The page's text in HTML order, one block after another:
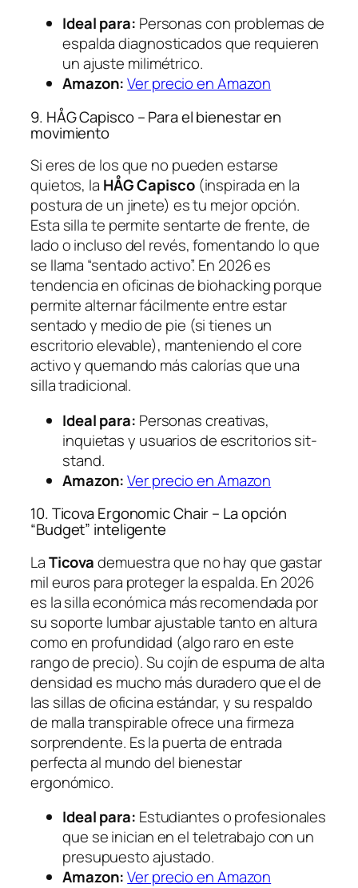
Ideal para: Personas con problemas de
espalda diagnosticados que requieren
un ajuste milimétrico.
Amazon: Ver precio en Amazon
9. HÅG Capisco – Para el bienestar en
movimiento
Si eres de los que no pueden estarse
quietos, la HÅG Capisco(inspirada en la
postura de un jinete) es tu mejor opción.
Esta silla te permite sentarte de frente, de
lado o incluso del revés, fomentando lo que
se llama “sentado activo”. En 2026 es
tendencia en oficinas de biohacking porque
permite alternar fácilmente entre estar
sentado y medio de pie (si tienes un
escritorio elevable), manteniendo el core
activo y quemando más calorías que una
silla tradicional.
Ideal para: Personas creativas,
inquietas y usuarios de escritoriossit-
stand.
Amazon: Ver precio en Amazon
10. Ticova Ergonomic Chair – La opción
“Budget” inteligente
LaTicovademuestra que no hay que gastar
mil euros para proteger la espalda. En 2026
es la silla económica más recomendada por
su soporte lumbar ajustable tanto en altura
como en profundidad (algo raro en este
rango de precio). Su cojín de espuma de alta
densidad es mucho más duradero que el de
las sillas de oficina estándar, y su respaldo
de malla transpirable ofrece una firmeza
sorprendente. Es la puerta de entrada
perfecta al mundo del bienestar
ergonómico.
Ideal para: Estudiantes o profesionales
que se inician en el teletrabajo con un
presupuesto ajustado.
Amazon: Ver precio en Amazon